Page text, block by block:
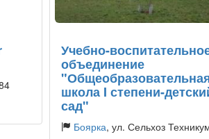
Учебно-
объединение
школа I степени-
сад"
Боярка, ул. Сельхоз